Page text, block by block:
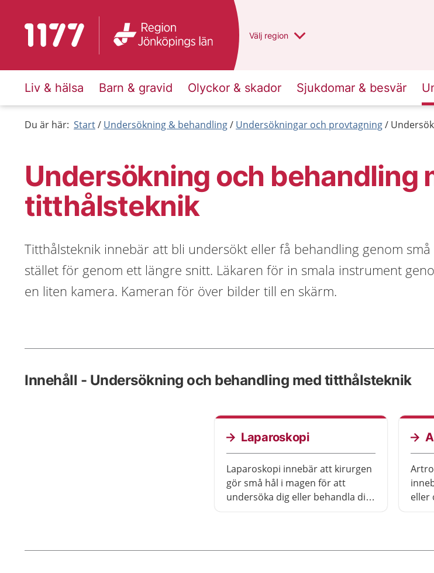
Till startsidan för 1177 Du har valt region
Välj en annan
region
Liv & hälsa Barn & gravid Olyckor & skador Sjukdomar & besvär
Du är här: Start Undersökning & behandling Undersökningar och provtagning
Undersökning och behandling
titthålsteknik
Titthålsteknik innebär att bli undersökt eller få behandling genom
stället för genom ett längre snitt. Läkaren för in smala instrument
en liten kamera. Kameran för över bilder till en skärm.
Innehåll - Undersökning och behandling med titthålsteknik
Laparoskopi
Laparoskopi innebär att kirurgen
gör små hål i magen för att
undersöka dig eller behandla dig.
eller